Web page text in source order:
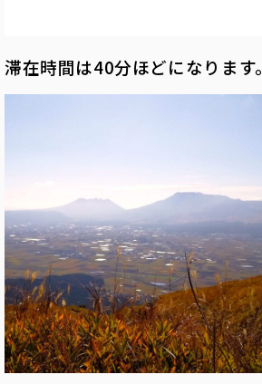
滞在時間は40分ほどになります。